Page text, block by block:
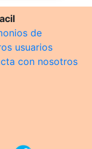
de
usuarios
con nosotros